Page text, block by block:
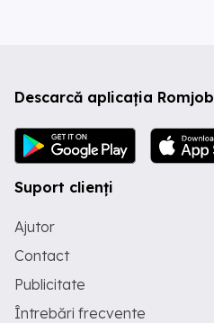
Descarcă aplicația Romjob
Suport clienți
Ajutor
Contact
Publicitate
Întrebări frecvente